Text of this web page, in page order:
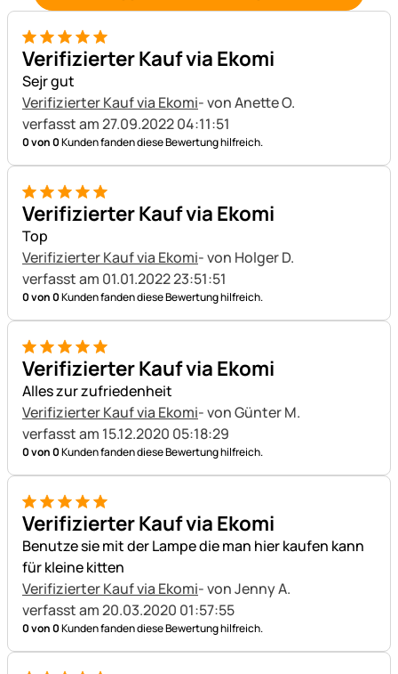
5 von 5
Verifizierter Kauf via Ekomi
Sejr gut
Verifizierter Kauf via Ekomi- von Anette O.
verfasst am 27.09.2022 04:11:51
0 von 0Kunden fanden diese Bewertung hilfreich.
5 von 5
Verifizierter Kauf via Ekomi
Top
Verifizierter Kauf via Ekomi- von Holger D.
verfasst am 01.01.2022 23:51:51
0 von 0Kunden fanden diese Bewertung hilfreich.
5 von 5
Verifizierter Kauf via Ekomi
Alles zur zufriedenheit
Verifizierter Kauf via Ekomi- von Günter M.
verfasst am 15.12.2020 05:18:29
0 von 0Kunden fanden diese Bewertung hilfreich.
5 von 5
Verifizierter Kauf via Ekomi
Benutze sie mit der Lampe die man hier kaufen kann
für kleine kitten
Verifizierter Kauf via Ekomi- von Jenny A.
verfasst am 20.03.2020 01:57:55
0 von 0Kunden fanden diese Bewertung hilfreich.